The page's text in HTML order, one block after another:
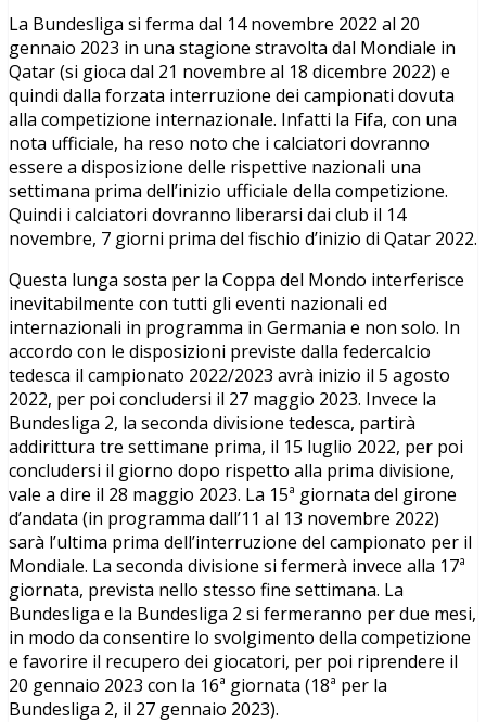
La Bundesliga si ferma dal 14 novembre 2022 al 20
gennaio 2023 in una stagione stravolta dal Mondiale in
Qatar (si gioca dal 21 novembre al 18 dicembre 2022) e
quindi dalla forzata interruzione dei campionati dovuta
alla competizione internazionale. Infatti la Fifa, con una
nota ufficiale, ha reso noto che i calciatori dovranno
essere a disposizione delle rispettive nazionali una
settimana prima dell’inizio ufficiale della competizione.
Quindi i calciatori dovranno liberarsi dai club il 14
novembre, 7 giorni prima del fischio d’inizio di Qatar 2022.
Questa lunga sosta per la Coppa del Mondo interferisce
inevitabilmente con tutti gli eventi nazionali ed
internazionali in programma in Germania e non solo. In
accordo con le disposizioni previste dalla federcalcio
tedesca il campionato 2022/2023 avrà inizio il 5 agosto
2022, per poi concludersi il 27 maggio 2023. Invece la
Bundesliga 2, la seconda divisione tedesca, partirà
addirittura tre settimane prima, il 15 luglio 2022, per poi
concludersi il giorno dopo rispetto alla prima divisione,
vale a dire il 28 maggio 2023. La 15ª giornata del girone
d’andata (in programma dall’11 al 13 novembre 2022)
sarà l’ultima prima dell’interruzione del campionato per il
Mondiale. La seconda divisione si fermerà invece alla 17ª
giornata, prevista nello stesso fine settimana. La
Bundesliga e la Bundesliga 2 si fermeranno per due mesi,
in modo da consentire lo svolgimento della competizione
e favorire il recupero dei giocatori, per poi riprendere il
20 gennaio 2023 con la 16ª giornata (18ª per la
Bundesliga 2, il 27 gennaio 2023).